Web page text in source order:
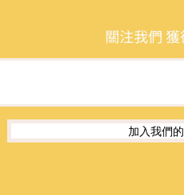
關注我們
加入我們